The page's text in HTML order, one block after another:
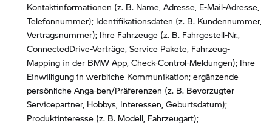
Kontaktinformationen (z. B. Name, Adresse, E-Mail-Adresse,
Telefonnummer); Identifikationsdaten (z. B. Kundennummer,
Vertragsnummer); Ihre Fahrzeuge (z. B. Fahrgestell-Nr.,
ConnectedDrive-Verträge, Service Pakete, Fahrzeug-
Mapping in der BMW App, Check-Control-Meldungen); Ihre
Einwilligung in werbliche Kommunikation; ergänzende
persönliche Anga-ben/Präferenzen (z. B. Bevorzugter
Servicepartner, Hobbys, Interessen, Geburtsdatum);
Produktinteresse (z. B. Modell, Fahrzeugart);